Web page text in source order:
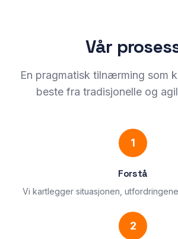
Vår
En pragmatisk tilnærming som
beste fra tradisjonelle og
1
Forstå
Vi kartlegger situasjonen,
2